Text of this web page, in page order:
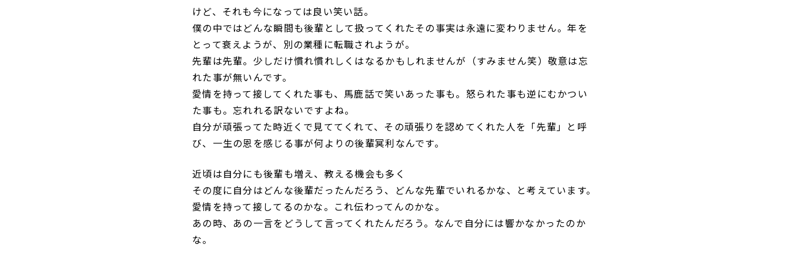
けど、それも今になっては良い笑い話。
僕の中ではどんな瞬間も後輩として扱ってくれたその事実は永遠に変わりません。年を
とって衰えようが、別の業種に転職されようが。
先輩は先輩。少しだけ慣れ慣れしくはなるかもしれませんが（すみません笑）敬意は忘
れた事が無いんです。
愛情を持って接してくれた事も、馬鹿話で笑いあった事も。怒られた事も逆にむかつい
た事も。忘れれる訳ないですよね。
自分が頑張ってた時近くで見ててくれて、その頑張りを認めてくれた人を「先輩」と呼
び、一生の恩を感じる事が何よりの後輩冥利なんです。
近頃は自分にも後輩も増え、教える機会も多く
その度に自分はどんな後輩だったんだろう、どんな先輩でいれるかな、と考えています。
愛情を持って接してるのかな。これ伝わってんのかな。
あの時、あの一言をどうして言ってくれたんだろう。なんで自分には響かなかったのか
な。